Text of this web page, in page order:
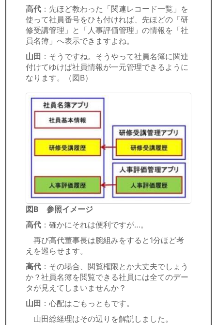
高代 ：先ほど教わった「関連レコード一覧」を
使って社員番号をひも付ければ、先ほどの「研
修受講管理」と「人事評価管理」の情報を「社
員名簿」へ表示できますよね。
山田 ：そうですね。そうやって社員名簿に関連
付けてゆけば社員情報が一元管理できるように
なります。（図B）
図B 参照イメージ
高代 ：確かにそれは便利ですが…。
再び高代董事長は腕組みをすると1分ほど考
えを巡らせます。
高代 ：その場合、閲覧権限とか大丈夫でしょう
か？社員名簿を閲覧できる社員には全てのデー
タが見えてしまいませんか？
山田 ：心配はごもっともです。
山田総経理はその辺りを解説しました。